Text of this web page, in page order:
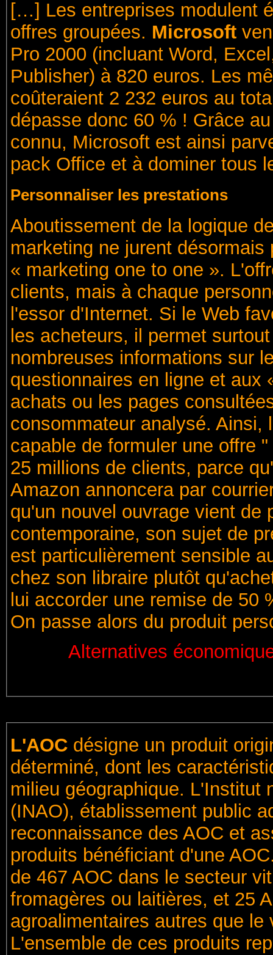
[…] Les entreprises modulent
offres groupées. Microsoft
Pro 2000 (incluant Word,
Publisher) à 820 euros. Les
coûteraient 2 232 euros au
dépasse donc 60 % ! Grâce
connu, Microsoft est ainsi
pack Office et à dominer tous
Personnaliser les prestations
Aboutissement de la logique
marketing ne jurent
« marketing one to one ».
clients, mais à chaque
l'essor d'Internet. Si le Web
les acheteurs, il permet
nombreuses informations sur
questionnaires en ligne et
achats ou les pages
consommateur analysé.
capable de formuler une offre
25 millions de clients, parce
Amazon annoncera par
qu'un nouvel ouvrage vient de
contemporaine, son sujet de
est particulièrement sensible
chez son libraire plutôt
lui accorder une remise de 50
On passe alors du produit
Alternatives
L'AOC désigne un produit
déterminé, dont les
milieu géographique. L'Institut
(INAO), établissement public
reconnaissance des AOC et
produits bénéficiant d'une
de 467 AOC dans le secteur
fromagères ou laitières, et 25
agroalimentaires autres que
L'ensemble de ces produits